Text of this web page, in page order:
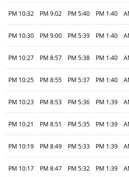
1:40 PM
5:40 PM
9:02 PM
10:32 PM
1:40 PM
5:39 PM
9:00 PM
10:30 PM
1:40 PM
5:38 PM
8:57 PM
10:27 PM
1:40 PM
5:37 PM
8:55 PM
10:25 PM
1:39 PM
5:36 PM
8:53 PM
10:23 PM
1:39 PM
5:35 PM
8:51 PM
10:21 PM
1:39 PM
5:33 PM
8:49 PM
10:19 PM
1:39 PM
5:32 PM
8:47 PM
10:17 PM